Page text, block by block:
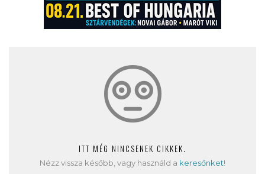
ITT MÉG NINCSENEK CIKKEK.
Nézz vissza később, vagy használd a keresőnket!